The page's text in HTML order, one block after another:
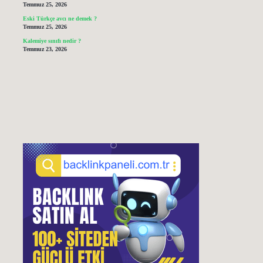
Temmuz 25, 2026
Eski Türkçe avcı ne demek ?
Temmuz 25, 2026
Kalemiye sınıfı nedir ?
Temmuz 23, 2026